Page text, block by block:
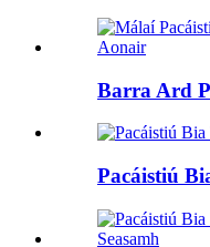
Barra Ard
Pacáistiú